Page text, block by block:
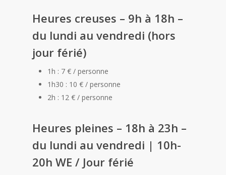
Heures creuses – 9h à 18h –
du lundi au vendredi (hors
jour férié)
1h : 7 € / personne
1h30 : 10 € / personne
2h : 12 € / personne
Heures pleines – 18h à 23h –
du lundi au vendredi | 10h-
20h WE / Jour férié